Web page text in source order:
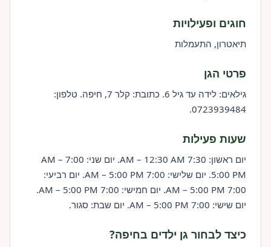
חוגים ופעילויות
תיאטרון, התעמלות
פרטי הגן
גילאים: לידה עד גיל 6. כתובת: קלר 7, חיפה. טלפון:
0723939484.
שעות פעילות
יום ראשון: 7:30 AM – 12:30 AM. יום שני: 7:00 AM –
5:00 PM. יום שלישי: 7:00 AM – 5:00 PM. יום רביעי:
7:00 AM – 5:00 PM. יום חמישי: 7:00 AM – 5:00 PM.
יום שישי: 7:00 AM – 5:00 PM. יום שבת: סגור.
כיצד לבחור גן ילדים בחיפה?